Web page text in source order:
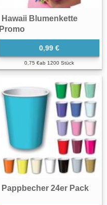
Hawaii Blumenkette
Promo
0,99 €
0,75 €ab 1200 Stück
Pappbecher 24er Pack